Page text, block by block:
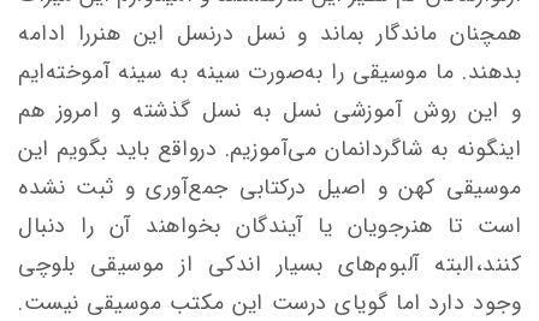
همچنان ماندگار بماند و نسل درنسل این هنررا ادامه
بدهند. ما موسیقی را به‌صورت سینه به سینه آموخته‌ایم
و این روش آموزشی نسل به نسل گذشته و امروز هم
اینگونه به شاگردانمان می‌آموزیم. درواقع باید بگویم این
موسیقی کهن و اصیل درکتابی جمع‌آوری و ثبت نشده
است تا هنرجویان یا آیندگان بخواهند آن را دنبال
کنند،البته آلبوم‌های بسیار اندکی از موسیقی بلوچی
وجود دارد اما گویای درست این مکتب موسیقی نیست.